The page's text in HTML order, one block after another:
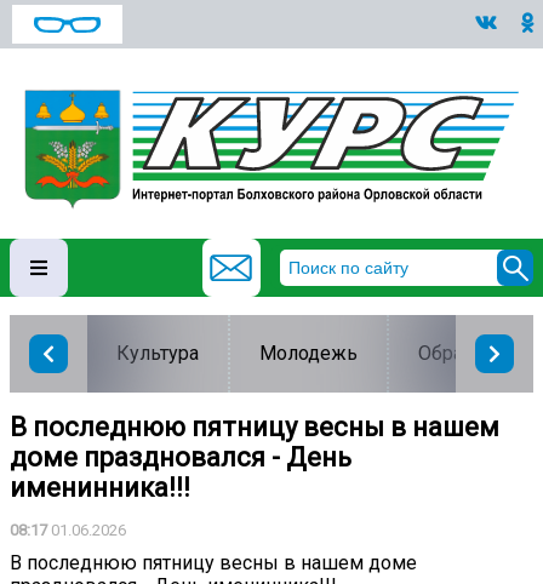
Культура Молодежь Образование
В последнюю пятницу весны в нашем
доме праздновался - День
именинника!!!
08:1701.06.2026
В последнюю пятницу весны в нашем доме